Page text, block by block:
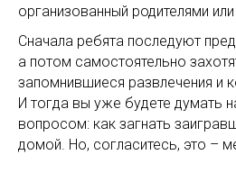
организованный родителями или
Сначала ребята последуют
а потом самостоятельно
запомнившиеся развлечения и
И тогда вы уже будете думать
вопросом: как загнать
домой. Но, согласитесь, это –